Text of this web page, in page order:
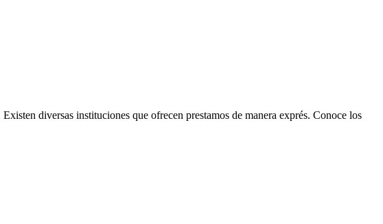
diversas instituciones que ofrecen prestamos de manera exprés. Conoce los